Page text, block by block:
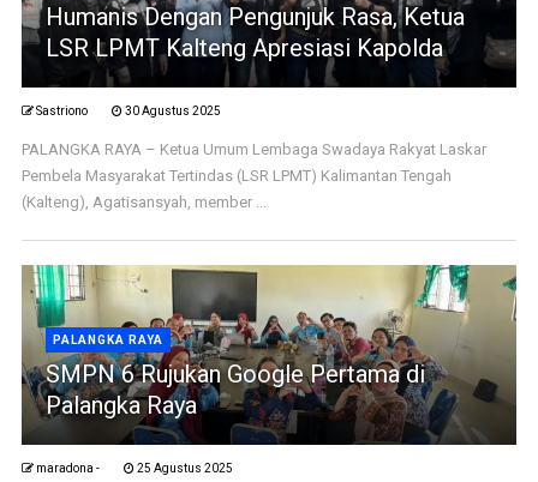
Humanis Dengan Pengunjuk Rasa, Ketua
LSR LPMT Kalteng Apresiasi Kapolda
Sastriono 30 Agustus 2025
PALANGKA RAYA – Ketua Umum Lembaga Swadaya Rakyat Laskar
Pembela Masyarakat Tertindas (LSR LPMT) Kalimantan Tengah
(Kalteng), Agatisansyah, member ...
PALANGKA RAYA
SMPN 6 Rujukan Google Pertama di
Palangka Raya
maradona - 25 Agustus 2025